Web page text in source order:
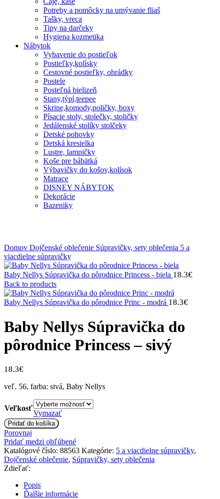
Potreby a pomôcky na umývanie fliaš
Tašky, vreca
Tipy na darčeky
Hygiena kozmetika
Nábytok
Vybavenie do postieľok
Postieľky,kolísky
Cestovné postieľky, ohrádky
Postele
Posteľná bielizeň
Stany,týpí,teepee
Skrine,komody,poličky, boxy
Písacie stoly, stolečky, stoličky
Jedálenské stolíky stolčeky
Detské pohovky
Detská kresielka
Lustre, lampičky
Koše pre bábätká
Výbavičky do košov,kolísok
Matrace
DISNEY NÁBYTOK
Dekorácie
Bazeniky
Domov Dojčenské oblečenie Súpravičky, sety oblečenia 5 a
viacdielne súpravičky
Baby Nellys Súpravička do pôrodnice Princess - biela 18.3€
Back to products
Baby Nellys Súpravička do pôrodnice Princ - modrá 18.3€
Baby Nellys Súpravička do
pôrodnice Princess – sivý
18.3€
veľ. 56, farba: sivá, Baby Nellys
Veľkosť
Vymazať
množstvo
Baby
Nellys
Súpravička
do
pôrodnice
sivý
Pridať do košíka
Porovnaj
Pridať medzi obľúbené
Katalógové číslo: 88563 Kategórie: 5 a viacdielne súpravičky,
Dojčenské oblečenie, Súpravičky, sety oblečenia
Zdieľať:
Popis
Ďalšie informácie